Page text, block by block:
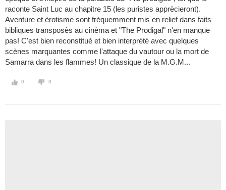
raconte Saint Luc au chapitre 15 (les puristes apprècieront).
Aventure et èrotisme sont frèquemment mis en relief dans faits
bibliques transposès au cinèma et "The Prodigal" n'en manque
pas! C'est bien reconstituè et bien interprètè avec quelques
scènes marquantes comme l'attaque du vautour ou la mort de
Samarra dans les flammes! Un classique de la M.G.M...
0 0